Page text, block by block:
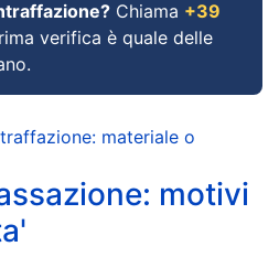
Chiama +39
verifica è quale delle
materiale o
motivi